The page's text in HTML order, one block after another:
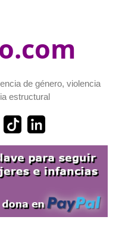
de género, violencia
estructural